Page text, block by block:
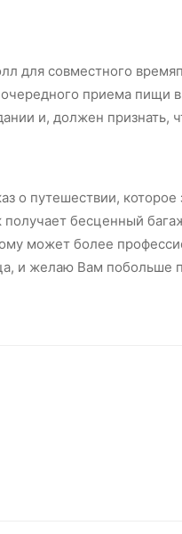
для совместного
приема пищи
и, должен признать,
о путешествии,
бесценный
может более
и желаю Вам побольше